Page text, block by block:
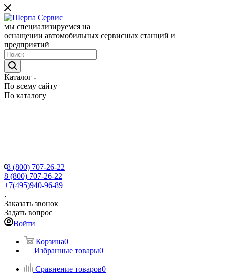
мы специализируемся на
оснащении автомобильных сервисных станций и
предприятий
Каталог
По всему сайту
По каталогу
8 (800) 707-26-22
8 (800) 707-26-22
+7(495)940-96-89
Заказать звонок
Задать вопрос
Войти
Корзина0
Избранные товары0
Сравнение товаров0